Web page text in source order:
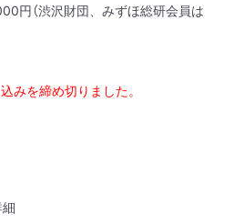
円（渋沢財団、みずほ総研会員は
みを締め切りました。